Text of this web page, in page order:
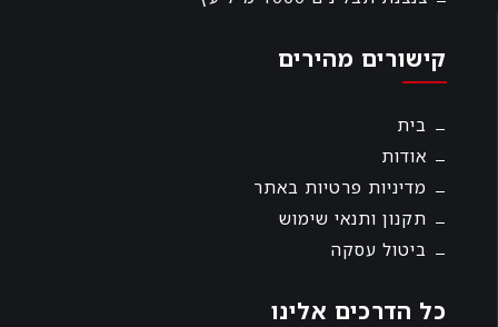
קישורים מהירים
בית
אודות
מדיניות פרטיות באתר
תקנון ותנאי שימוש
ביטול עסקה
כל הדרכים אלינו